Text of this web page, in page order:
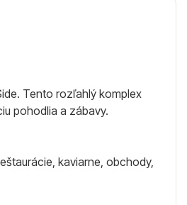
Tento rozľahlý komplex
pohodlia a zábavy.
kaviarne, obchody,